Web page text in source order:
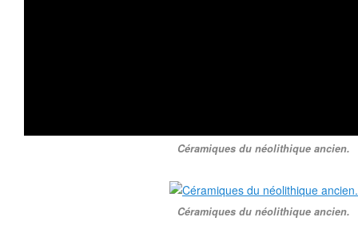
Céramiques du néolithique ancien.
Céramiques du néolithique ancien.